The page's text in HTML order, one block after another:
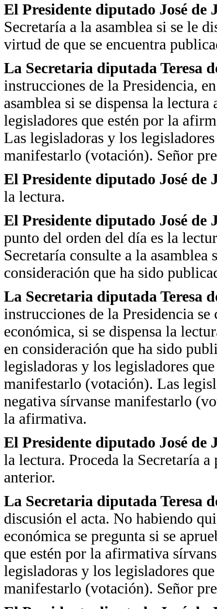
El Presidente diputado José
Secretaría a la asamblea si se le
virtud de que se encuentra
La Secretaria diputada Teresa
instrucciones de la Presidencia,
asamblea si se dispensa la
legisladores que estén por la
Las legisladoras y los
manifestarlo (votación). Señor
El Presidente diputado José
la lectura.
El Presidente diputado José
punto del orden del día es la
Secretaría consulte a la
consideración que ha sido
La Secretaria diputada Teresa
instrucciones de la Presidencia
económica, si se dispensa la
en consideración que ha sido
legisladoras y los legisladores
manifestarlo (votación). Las
negativa sírvanse manifestarlo
la afirmativa.
El Presidente diputado José
la lectura. Proceda la Secretaría
anterior.
La Secretaria diputada Teresa
discusión el acta. No habiendo
económica se pregunta si se
que estén por la afirmativa
legisladoras y los legisladores
manifestarlo (votación). Señor